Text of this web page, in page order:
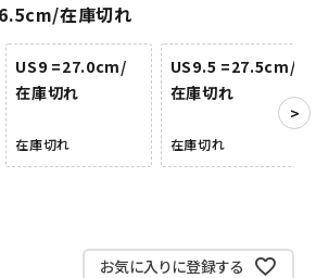
在庫切れ
US9 =27.0cm/
在庫切れ
在庫切れ
US9.5 =27.5cm/
在庫切れ
在庫切れ
お気に入りに登録する